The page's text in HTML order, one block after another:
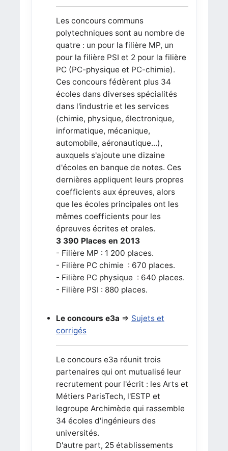
Les concours communs
polytechniques sont au nombre de
quatre : un pour la filière MP, un
pour la filière PSI et 2 pour la filière
PC (PC-physique et PC-chimie).
Ces concours fédèrent plus 34
écoles dans diverses spécialités
dans l'industrie et les services
(chimie, physique, électronique,
informatique, mécanique,
automobile, aéronautique...),
auxquels s'ajoute une dizaine
d'écoles en banque de notes. Ces
dernières appliquent leurs propres
coefficients aux épreuves, alors
que les écoles principales ont les
mêmes coefficients pour les
épreuves écrites et orales.
3 390 Places en 2013
- Filière MP : 1 200 places.
- Filière PC chimie : 670 places.
- Filière PC physique : 640 places.
- Filière PSI : 880 places.
Le concours e3a => Sujets et
corrigés
Le concours e3a réunit trois
partenaires qui ont mutualisé leur
recrutement pour l'écrit : les Arts et
Métiers ParisTech, l'ESTP et
legroupe Archimède qui rassemble
34 écoles d'ingénieurs des
universités.
D'autre part, 25 établissements